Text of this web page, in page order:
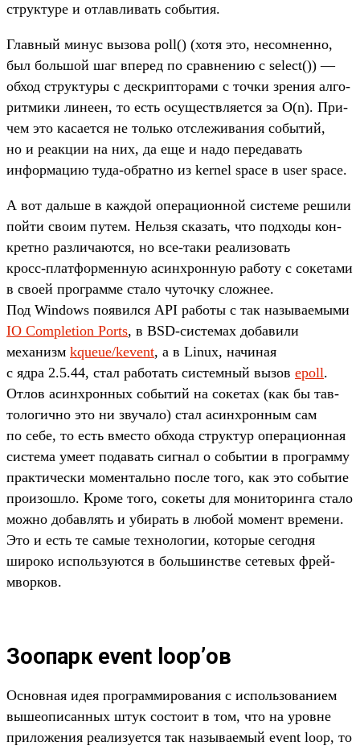
струк­туре и отлавли­вать события.
Глав­ный минус вызова poll() (хотя это, несом­ненно,
был боль­шой шаг впе­ред по срав­нению с select()) —
обход струк­туры с дес­крип­торами с точ­ки зре­ния алго­
рит­мики лине­ен, то есть осу­щест­вля­ется за O(n). При­
чем это каса­ется не толь­ко отсле­жива­ния событий,
но и реак­ции на них, да еще и надо переда­вать
информа­цию туда‑обратно из kernel space в user space.
А вот даль­ше в каж­дой опе­раци­онной сис­теме решили
пой­ти сво­им путем. Нель­зя ска­зать, что под­ходы кон­
крет­но раз­лича­ются, но все‑таки реали­зовать
кросс‑плат­формен­ную асин­хрон­ную работу с сокета­ми
в сво­ей прог­рамме ста­ло чуточ­ку слож­нее.
Под Windows появил­ся API работы с так называ­емы­ми
IO Completion Ports, в BSD-сис­темах добави­ли
механизм kqueue/kevent, а в Linux, начиная
с ядра 2.5.44, стал работать сис­темный вызов epoll.
Отлов асин­хрон­ных событий на сокетах (как бы тав­
тологич­но это ни зву­чало) стал асин­хрон­ным сам
по себе, то есть вмес­то обхо­да струк­тур опе­раци­онная
сис­тема уме­ет подавать сиг­нал о событии в прог­рамму
прак­тичес­ки момен­таль­но пос­ле того, как это событие
про­изош­ло. Кро­ме того, сокеты для монито­рин­га ста­ло
мож­но добав­лять и уби­рать в любой момент вре­мени.
Это и есть те самые тех­нологии, которые сегод­ня
широко исполь­зуют­ся в боль­шинс­тве сетевых фрей­
мвор­ков.
Зоопарк event loop’ов
Ос­новная идея прог­рамми­рова­ния с исполь­зовани­ем
выше­опи­сан­ных штук сос­тоит в том, что на уров­не
при­ложе­ния реали­зует­ся так называ­емый event loop, то